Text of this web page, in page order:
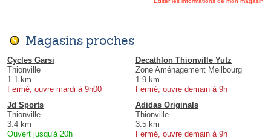
Magasins proches
Cycles Garsi
Thionville
1.1 km
Fermé, ouvre mardi à 9h00
Decathlon Thionville Yutz
Zone Aménagement Meilbourg
1.9 km
Fermé, ouvre demain à 9h
Jd Sports
Thionville
3.4 km
Ouvert jusqu'à 20h
Adidas Originals
Thionville
3.5 km
Fermé, ouvre demain à 9h